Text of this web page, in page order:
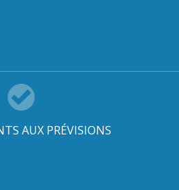
AUX PRÉVISIONS